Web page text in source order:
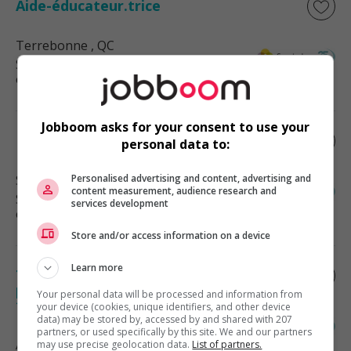
Aide-éducateur.trice
Terrebonne , QC
Services sociaux, sciences sociales
et éducation
Éducateur.trice en cpe, valleyfield
Salaberry-de-Valleyfield, QC
Services sociaux, sciences sociales
et éducation
Travailleur social /travailleuse sociale
pour le programme d’aide aux employés
télétravail
Alma, QC
Jobboom asks for your consent to use your
personal data to:
Personalised advertising and content, advertising and
content measurement, audience research and
services development
Store and/or access information on a device
Learn more
Your personal data will be processed and information from
your device (cookies, unique identifiers, and other device
data) may be stored by, accessed by and shared with 207
partners, or used specifically by this site. We and our partners
may use precise geolocation data. List of partners.